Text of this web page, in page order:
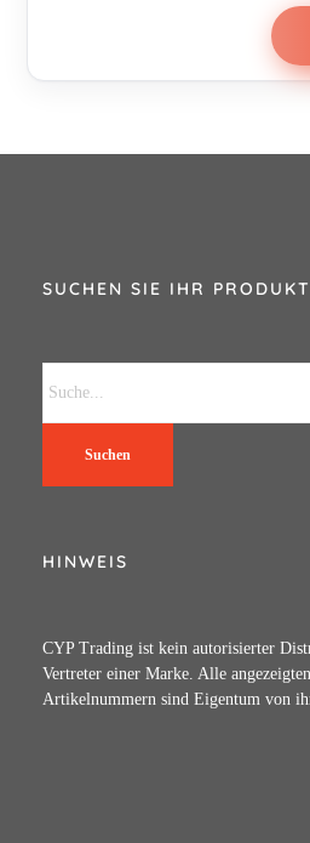
SUCHEN SIE IHR
Suchen
HINWEIS
CYP Trading ist kein autorisierter
Vertreter einer Marke. Alle
Artikelnummern sind Eigentum von